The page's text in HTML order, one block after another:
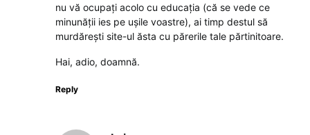
nu vă ocupați acolo cu educația (că se vede ce
minunății ies pe ușile voastre), ai timp destul să
murdărești site-ul ăsta cu părerile tale părtinitoare.
Hai, adio, doamnă.
Reply